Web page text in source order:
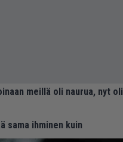
meillä oli naurua, nyt oli
sama ihminen kuin